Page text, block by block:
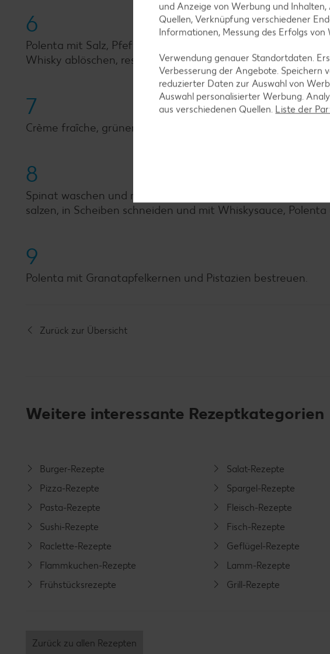
6
Polenta mit Salz, Pfeffer und Muskat abschmecken und
Whisky ablöschen, restliche Brühe zufügen und 3 bis 4
7
Crème fraîche, grünen Pfeffer und Sahne in die Soße
8
Spinat waschen und mit den Bohnen, Salz, Pfeffer,
salzen, in Scheiben schneiden und mit Whiskysauce,
9
Polenta mit Granatapfelkernen und Pistazien bestreuen.
Zurück zur Übersicht
Weitere interessante Rezeptkategorien
Burger-Rezepte
Pizza-Rezepte
Pasta-Rezepte
Sushi-Rezepte
Raclette-Rezepte
Flammkuchen-Rezepte
Frühstücksrezepte
Salat-Rezepte
Spargel-Rezepte
Fleisch-Rezepte
Fisch-Rezepte
Geflügel-Rezepte
Lamm-Rezepte
Grill-Rezepte
Zurück zu allen Rezepten
und Anzeige von Werbung und
Quellen, Verknüpfung verschiedener
Informationen, Messung des Erfolgs
Verwendung genauer Standortdaten.
Verbesserung der Angebote.
reduzierter Daten zur Auswahl von
Auswahl personalisierter Werbung.
aus verschiedenen Quellen. Liste der